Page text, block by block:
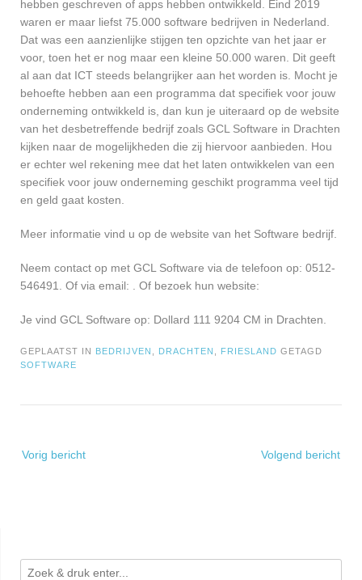
hebben geschreven of apps hebben ontwikkeld. Eind 2019
waren er maar liefst 75.000 software bedrijven in Nederland.
Dat was een aanzienlijke stijgen ten opzichte van het jaar er
voor, toen het er nog maar een kleine 50.000 waren. Dit geeft
al aan dat ICT steeds belangrijker aan het worden is. Mocht je
behoefte hebben aan een programma dat specifiek voor jouw
onderneming ontwikkeld is, dan kun je uiteraard op de website
van het desbetreffende bedrijf zoals GCL Software in Drachten
kijken naar de mogelijkheden die zij hiervoor aanbieden. Hou
er echter wel rekening mee dat het laten ontwikkelen van een
specifiek voor jouw onderneming geschikt programma veel tijd
en geld gaat kosten.
Meer informatie vind u op de website van het Software bedrijf.
Neem contact op met GCL Software via de telefoon op: 0512-
546491. Of via email:
. Of bezoek hun website:
Je vind GCL Software op: Dollard 111 9204 CM in Drachten.
GEPLAATST IN BEDRIJVEN DRACHTEN FRIESLAND GETAGD
SOFTWARE
navigatie
Vorig bericht Volgend bericht